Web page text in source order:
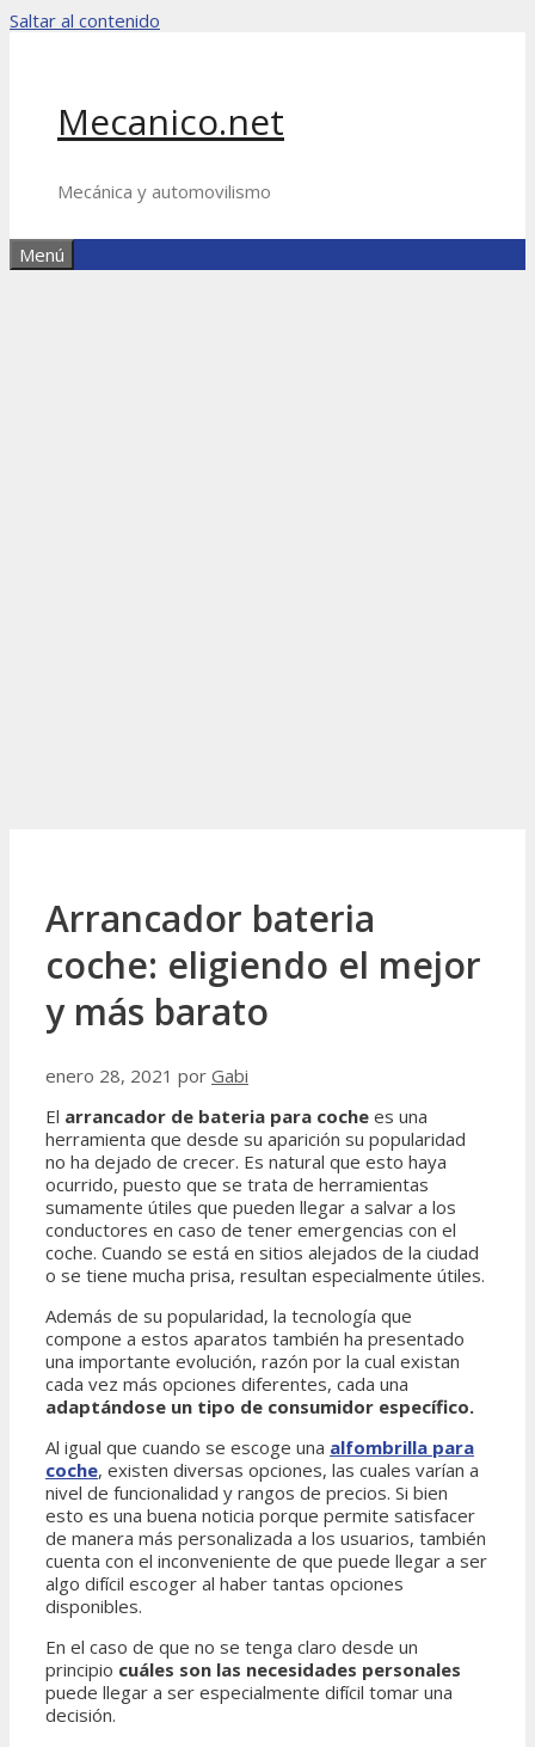
Saltar al contenido
Mecanico.net
Mecánica y automovilismo
Menú
Arrancador bateria
coche: eligiendo el mejor
y más barato
enero 28, 2021 por Gabi
El arrancador de bateria para coche es una
herramienta que desde su aparición su popularidad
no ha dejado de crecer. Es natural que esto haya
ocurrido, puesto que se trata de herramientas
sumamente útiles que pueden llegar a salvar a los
conductores en caso de tener emergencias con el
coche. Cuando se está en sitios alejados de la ciudad
o se tiene mucha prisa, resultan especialmente útiles.
Además de su popularidad, la tecnología que
compone a estos aparatos también ha presentado
una importante evolución, razón por la cual existan
cada vez más opciones diferentes, cada una
adaptándose un tipo de consumidor específico.
Al igual que cuando se escoge una alfombrilla para
coche, existen diversas opciones, las cuales varían a
nivel de funcionalidad y rangos de precios. Si bien
esto es una buena noticia porque permite satisfacer
de manera más personalizada a los usuarios, también
cuenta con el inconveniente de que puede llegar a ser
algo difícil escoger al haber tantas opciones
disponibles.
En el caso de que no se tenga claro desde un
principio cuáles son las necesidades personales
puede llegar a ser especialmente difícil tomar una
decisión.